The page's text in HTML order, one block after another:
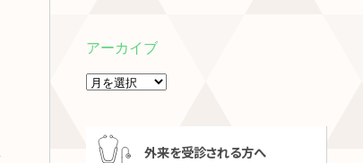
アーカイブ
外来を受診される方へ